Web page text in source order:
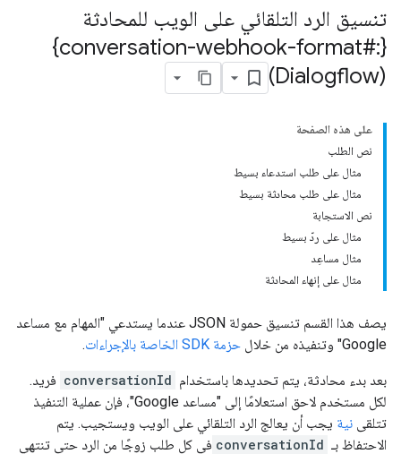
تنسيق الرد التلقائي على الويب للمحادثة
{:#conversation-webhook-format}
(Dialogflow)
على هذه الصفحة
نص الطلب
مثال على طلب استدعاء بسيط
مثال على طلب محادثة بسيط
نص الاستجابة
مثال على ردّ بسيط
مثال مساعِد
مثال على إنهاء المحادثة
يصف هذا القسم تنسيق حمولة JSON عندما يستدعي "المهام مع مساعد
Google" وتنفيذه من خلال
حزمة SDK الخاصة بالإجراءات .
بعد بدء محادثة، يتم تحديدها باستخدام conversationId فريد.
لكل مستخدم لاحق استعلامًا إلى "مساعد Google"، فإن عملية التنفيذ
تتلقى نية يجب أن يعالج الرد التلقائي على الويب ويستجيب. يتم
الاحتفاظ بـ conversationId في كل طلب زوجًا من الرد حتى تنتهي